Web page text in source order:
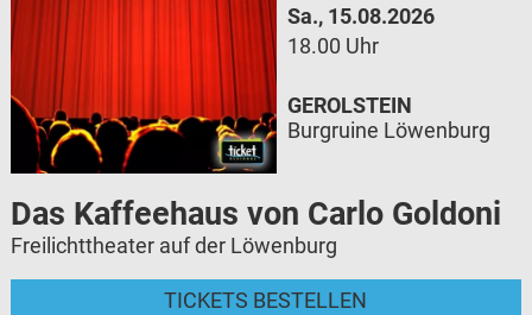
Sa., 15.08.2026
18.00 Uhr
Das Kaffeehaus von Carlo Goldoni
Freilichttheater auf der Löwenburg
TICKETS BESTELLEN
GEROLSTEIN
Burgruine Löwenburg